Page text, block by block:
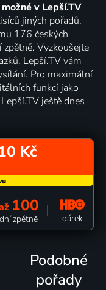
v Lepší.TV
jiných pořadů,
176 českých
zpětně. Vyzkoušejte
Lepší.TV vám
Pro maximální
funkcí jako
ještě dnes
Kč
100
dní zpětně dárek
Podobné
pořady